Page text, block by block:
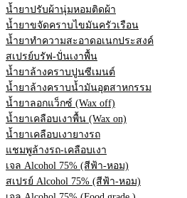
น้ำยาปรับผ้านุ่มหอมติดผ้า
น้ำยาขจัดคราบไขมันครัวเรือน
น้ำยาทำความสะอาดอเนกประสงค์
สเปรย์บรัฟ-ปั่นเงาพื้น
น้ำยาล้างคราบปูนซีเมนต์
น้ำยาล้างคราบน้ำมันอุตสาหกรรม
น้ำยาลอกแว็กซ์ (Wax off)
น้ำยาเคลือบเงาพื้น (Wax on)
น้ำยาเคลือบเงายางรถ
แชมพูล้างรถ-เคลือบเงา
เจล Alcohol 75% (สีฟ้า-หอม)
สเปรย์ Alcohol 75% (สีฟ้า-หอม)